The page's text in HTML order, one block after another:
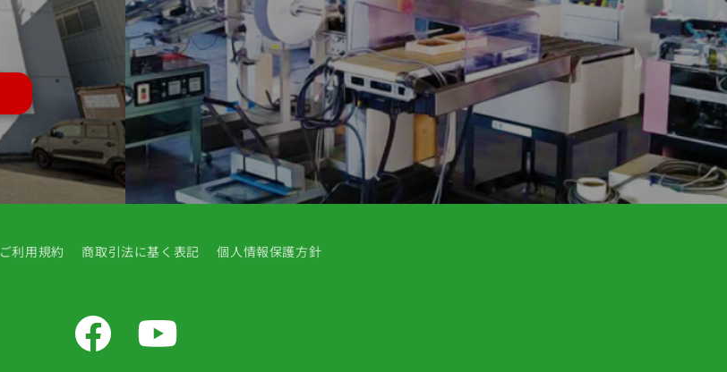
ご利用規約 商取引法に基く表記 個人情報保護方針
Facebook YouTube